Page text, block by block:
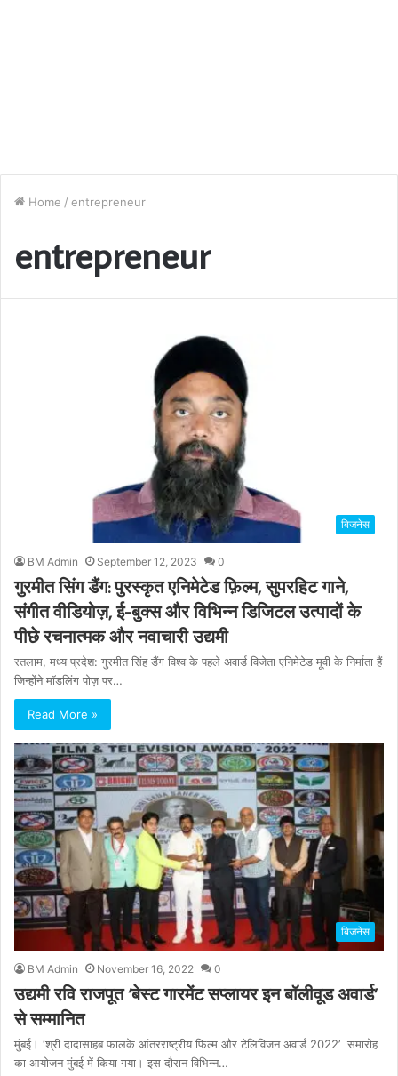
Home / entrepreneur
entrepreneur
बिजनेस
BM Admin September 12, 2023 0
गुरमीत सिंग डैंग: पुरस्कृत एनिमेटेड फ़िल्म, सुपरहिट गाने,
संगीत वीडियोज़, ई-बुक्स और विभिन्न डिजिटल उत्पादों के
पीछे रचनात्मक और नवाचारी उद्यमी
रतलाम, मध्य प्रदेश: गुरमीत सिंह डैंग विश्व के पहले अवार्ड विजेता एनिमेटेड मूवी के निर्माता हैं
जिन्होंने मॉडलिंग पोज़ पर…
Read More »
बिजनेस
BM Admin November 16, 2022 0
उद्यमी रवि राजपूत ‘बेस्ट गारमेंट सप्लायर इन बॉलीवूड अवार्ड’
से सम्मानित
मुंबई। ‘श्री दादासाहब फालके आंतरराष्ट्रीय फिल्म और टेलिविजन अवार्ड 2022’ समारोह
का आयोजन मुंबई में किया गया। इस दौरान विभिन्न…